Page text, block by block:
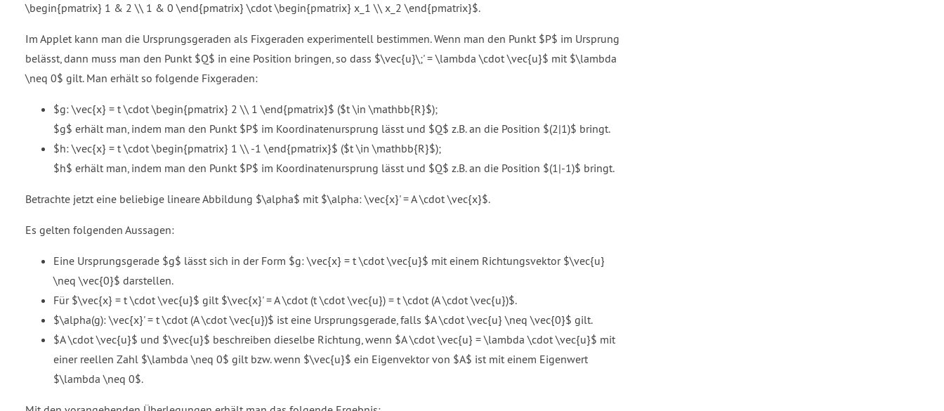
\begin{pmatrix} 1 & 2 \\ 1 & 0 \end{pmatrix} \cdot \begin{pmatrix} x_1 \\ x_2 \end{pmatrix}$.
Im Applet kann man die Ursprungsgeraden als Fixgeraden experimentell bestimmen. Wenn man den Punkt $P$ im Ursprung
belässt, dann muss man den Punkt $Q$ in eine Position bringen, so dass $\vec{u}\;' = \lambda \cdot \vec{u}$ mit $\lambda
\neq 0$ gilt. Man erhält so folgende Fixgeraden:
$g: \vec{x} = t \cdot \begin{pmatrix} 2 \\ 1 \end{pmatrix}$ ($t \in \mathbb{R}$);
$g$ erhält man, indem man den Punkt $P$ im Koordinatenursprung lässt und $Q$ z.B. an die Position $(2|1)$ bringt.
$h: \vec{x} = t \cdot \begin{pmatrix} 1 \\ -1 \end{pmatrix}$ ($t \in \mathbb{R}$);
$h$ erhält man, indem man den Punkt $P$ im Koordinatenursprung lässt und $Q$ z.B. an die Position $(1|-1)$ bringt.
Betrachte jetzt eine beliebige lineare Abbildung $\alpha$ mit $\alpha: \vec{x}' = A \cdot \vec{x}$.
Es gelten folgenden Aussagen:
Eine Ursprungsgerade $g$ lässt sich in der Form $g: \vec{x} = t \cdot \vec{u}$ mit einem Richtungsvektor $\vec{u}
\neq \vec{0}$ darstellen.
Für $\vec{x} = t \cdot \vec{u}$ gilt $\vec{x}' = A \cdot (t \cdot \vec{u}) = t \cdot (A \cdot \vec{u})$.
$\alpha(g): \vec{x}' = t \cdot (A \cdot \vec{u})$ ist eine Ursprungsgerade, falls $A \cdot \vec{u} \neq \vec{0}$ gilt.
$A \cdot \vec{u}$ und $\vec{u}$ beschreiben dieselbe Richtung, wenn $A \cdot \vec{u} = \lambda \cdot \vec{u}$ mit
einer reellen Zahl $\lambda \neq 0$ gilt bzw. wenn $\vec{u}$ ein Eigenvektor von $A$ ist mit einem Eigenwert
$\lambda \neq 0$.